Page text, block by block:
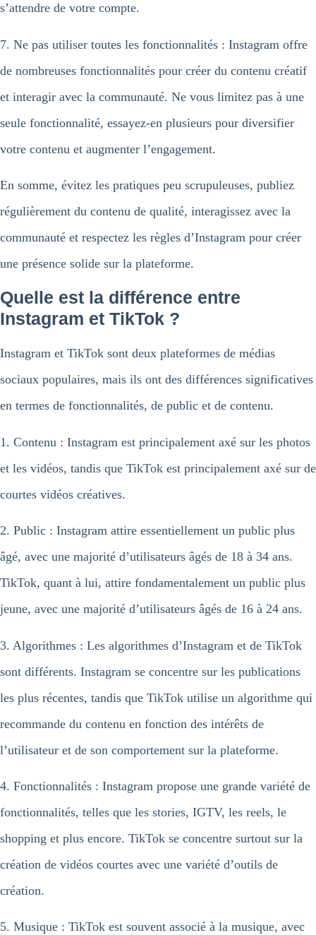
s’attendre de votre compte.
7. Ne pas utiliser toutes les fonctionnalités : Instagram offre
de nombreuses fonctionnalités pour créer du contenu créatif
et interagir avec la communauté. Ne vous limitez pas à une
seule fonctionnalité, essayez-en plusieurs pour diversifier
votre contenu et augmenter l’engagement.
En somme, évitez les pratiques peu scrupuleuses, publiez
régulièrement du contenu de qualité, interagissez avec la
communauté et respectez les règles d’Instagram pour créer
une présence solide sur la plateforme.
Quelle est la différence entre
Instagram et TikTok ?
Instagram et TikTok sont deux plateformes de médias
sociaux populaires, mais ils ont des différences significatives
en termes de fonctionnalités, de public et de contenu.
1. Contenu : Instagram est principalement axé sur les photos
et les vidéos, tandis que TikTok est principalement axé sur de
courtes vidéos créatives.
2. Public : Instagram attire essentiellement un public plus
âgé, avec une majorité d’utilisateurs âgés de 18 à 34 ans.
TikTok, quant à lui, attire fondamentalement un public plus
jeune, avec une majorité d’utilisateurs âgés de 16 à 24 ans.
3. Algorithmes : Les algorithmes d’Instagram et de TikTok
sont différents. Instagram se concentre sur les publications
les plus récentes, tandis que TikTok utilise un algorithme qui
recommande du contenu en fonction des intérêts de
l’utilisateur et de son comportement sur la plateforme.
4. Fonctionnalités : Instagram propose une grande variété de
fonctionnalités, telles que les stories, IGTV, les reels, le
shopping et plus encore. TikTok se concentre surtout sur la
création de vidéos courtes avec une variété d’outils de
création.
5. Musique : TikTok est souvent associé à la musique, avec